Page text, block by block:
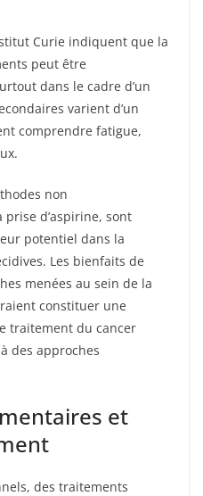
Curie indiquent que la
peut être
dans le cadre d’un
varient d’un
comprendre fatigue,
non
d’aspirine, sont
potentiel dans la
Les bienfaits de
menées au sein de la
constituer une
traitement du cancer
des approches
et
des traitements